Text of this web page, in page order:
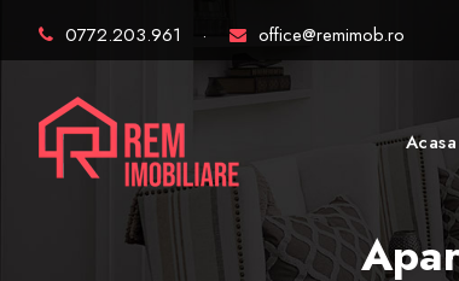
0772.203.961 · office@remimob.ro
Acasa